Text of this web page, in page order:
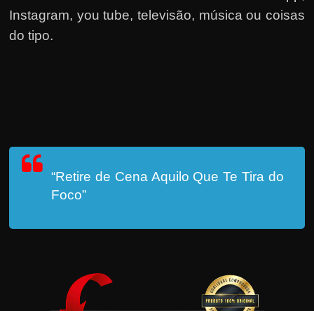
Instagram, you tube, televisão, música ou coisas
do tipo.
“Retire de Cena Aquilo Que Te Tira do
Foco”